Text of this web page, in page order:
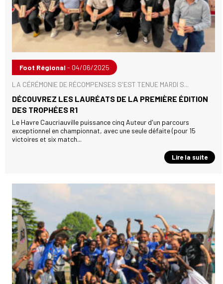
Foot Régional - 04/06/2025
LA CÉRÉMONIE DE RÉCOMPENSES S'EST TENUE MARDI S...
DÉCOUVREZ LES LAURÉATS DE LA PREMIÈRE ÉDITION
DES TROPHÉES R1
Le Havre Caucriauville puissance cinq Auteur d'un parcours
exceptionnel en championnat, avec une seule défaite (pour 15
victoires et six match...
Lire la suite